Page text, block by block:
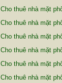
Cho thuê nhà mặt
Cho thuê nhà mặt
Cho thuê nhà mặt
Cho thuê nhà mặt
Cho thuê nhà mặt
Cho thuê nhà mặt